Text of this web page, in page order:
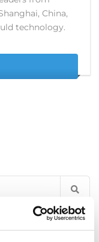
China,
technology.